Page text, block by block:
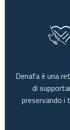
Denafa è una
di
preservando